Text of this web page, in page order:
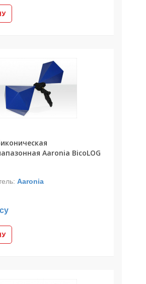
Aaronia BicoLOG
Aaronia